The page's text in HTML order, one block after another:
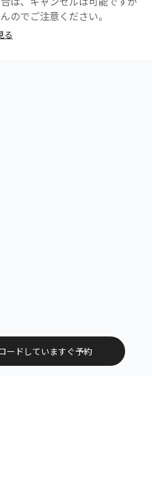
のでご注意ください。
る
ードしていますぐ予約